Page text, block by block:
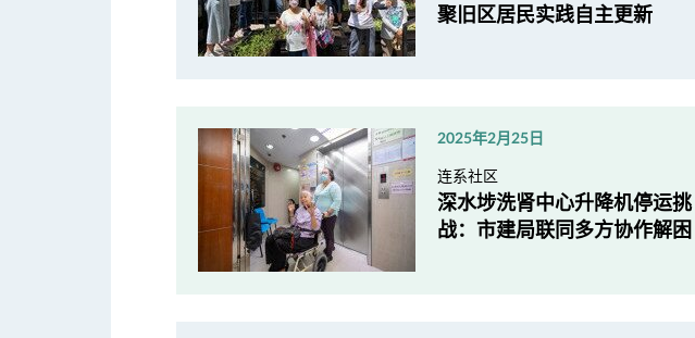
聚旧区居民实践自主更新
2025年2月25日
连系社区
深水埗洗肾中心升降机停运挑
战：市建局联同多方协作解困